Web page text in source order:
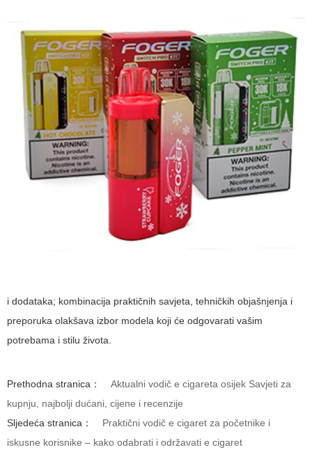
i dodataka; kombinacija praktičnih savjeta, tehničkih objašnjenja i
preporuka olakšava izbor modela koji će odgovarati vašim
potrebama i stilu života.
Prethodna stranica：
Aktualni vodič e cigareta osijek Savjeti za
kupnju, najbolji dućani, cijene i recenzije
Sljedeća stranica：
Praktični vodič e cigaret za početnike i
iskusne korisnike – kako odabrati i održavati e cigaret